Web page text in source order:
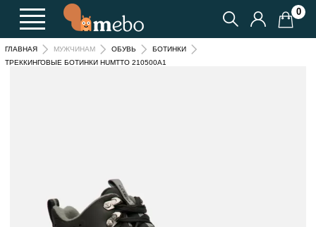
0
ГЛАВНАЯ МУЖЧИНАМ ОБУВЬ
БОТИНКИ
ТРЕККИНГОВЫЕ БОТИНКИ HUMTTO 210500A1